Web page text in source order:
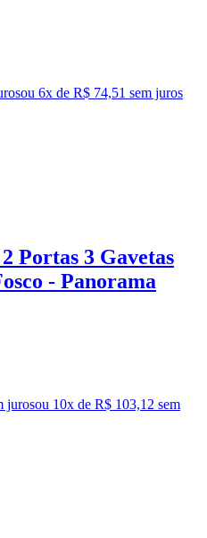
ou 6x de R$ 74,51 sem juros
Portas 3 Gavetas
- Panorama
jurosou 10x de R$ 103,12 sem